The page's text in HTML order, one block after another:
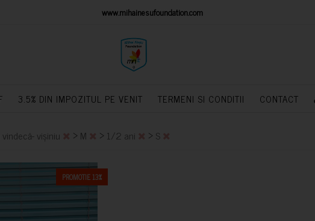
PLATFORM www.mihainesufoundation.com powered by
3.5% DIN IMPOZITUL PE VENIT TERMENI SI CONDITII CONTACT
vișiniu > M > 1/2 ani > S
PROMOTIE 13%